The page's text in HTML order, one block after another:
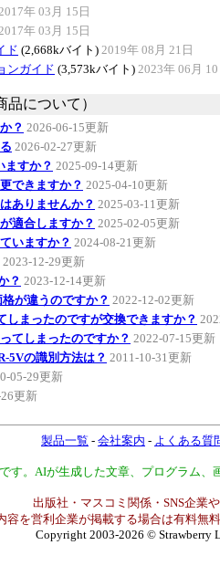
年 03月 15日
年 03月 15日
ド (2,668kバイト) 2019年 08月 21日
ンガイド (3,573kバイト) 2023年 06月
について）
？ 2026-06-15更新
2026-02-27更新
ますか？ 2025-09-14更新
できますか？ 2025-04-10更新
ありませんか？ 2025-03-11更新
適合しますか？ 2025-02-05更新
いますか？ 2024-08-21更新
2023-12-29更新
？ 2023-12-14更新
が違うのですか？ 2022-12-02更新
しまったのですが交換できますか？
てしまったのですか？ 2022-07-15更新
5Vの識別方法は？ 2011-10-31更新
05-29更新
更新
製品一覧 - 会社案内 - よくある質
す。AIが生成した文章、プログラム
出版社・マスコミ関係・SNS企業
容を営利企業が掲載する場合は有料無
Copyright 2003-2026 © Strawberry